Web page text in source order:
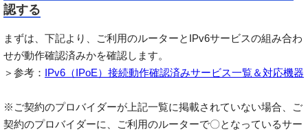
認する
まずは、下記より、ご利用のルーターとIPv6サービスの組み合わ
せが動作確認済みかを確認します。
＞参考： IPv6（IPoE）接続動作確認済みサービス一覧＆対応機器
※ご契約のプロバイダーが上記一覧に掲載されていない場合、ご
契約のプロバイダーに、ご利用のルーターで〇となっているサー